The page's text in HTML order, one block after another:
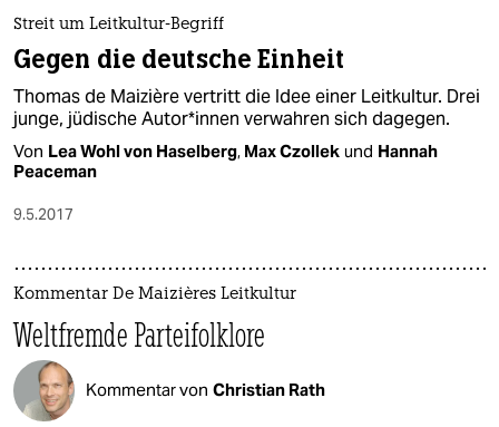
Streit um Leitkultur-Begriff
Gegen die deutsche Einheit
Thomas de Maizière vertritt die Idee einer Leitkultur. Drei
junge, jüdische Autor*innen verwahren sich dagegen.
Von Lea Wohl von Haselberg, Max Czollek und Hannah
Peaceman
9.5.2017
Kommentar De Maizières Leitkultur
Weltfremde Parteifolklore
Kommentar von Christian Rath